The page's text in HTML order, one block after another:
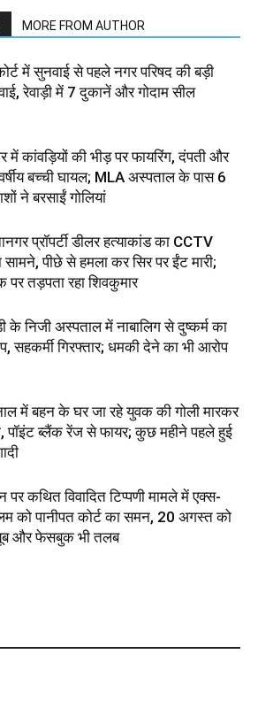
MORE FROM AUTHOR
में सुनवाई से पहले नगर परिषद की बड़ी
रेवाड़ी में 7 दुकानें और गोदाम सील
में कांवड़ियों की भीड़ पर फायरिंग, दंपती और
बच्ची घायल; MLA अस्पताल के पास 6
ने बरसाईं गोलियां
प्रॉपर्टी डीलर हत्याकांड का CCTV
पीछे से हमला कर सिर पर ईंट मारी;
तड़पता रहा शिवकुमार
के निजी अस्पताल में नाबालिग से दुष्कर्म का
सहकर्मी गिरफ्तार; धमकी देने का भी आरोप
में बहन के घर जा रहे युवक की गोली मारकर
पॉइंट ब्लैंक रेंज से फायर; कुछ महीने पहले हुई
पर कथित विवादित टिप्पणी मामले में एक्स-
को पानीपत कोर्ट का समन, 20 अगस्त को
और फेसबुक भी तलब